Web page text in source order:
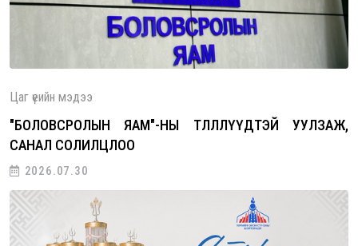
Цаг үеийн мэдээ
"БОЛОВСРОЛЫН ЯАМ"-НЫ ТӨЛӨӨЛЛҮҮДТЭЙ УУЛЗАЖ,
САНАЛ СОЛИЛЦЛОО
2026.07.30